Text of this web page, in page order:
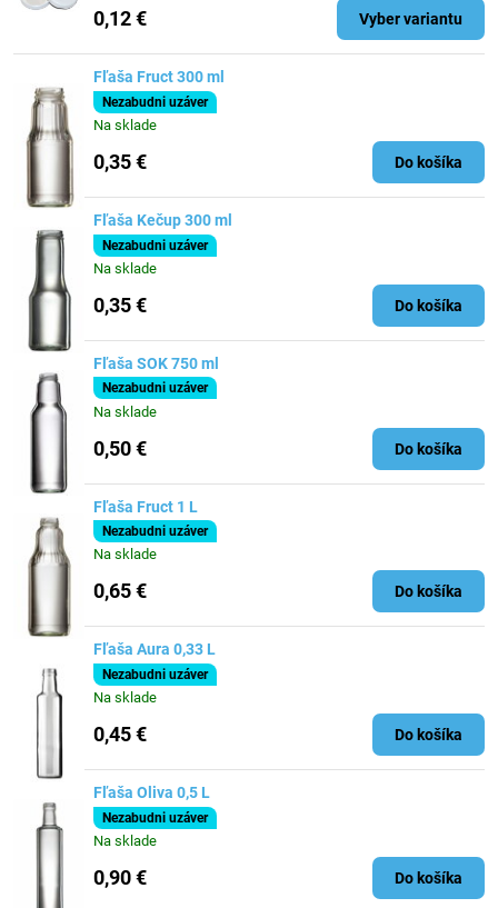
0,12 € Vyber variantu
Fľaša Fruct 300 ml
Nezabudni uzáver
Na sklade
0,35 € Do košíka
Fľaša Kečup 300 ml
Nezabudni uzáver
Na sklade
0,35 € Do košíka
Fľaša SOK 750 ml
Nezabudni uzáver
Na sklade
0,50 € Do košíka
Fľaša Fruct 1 L
Nezabudni uzáver
Na sklade
0,65 € Do košíka
Fľaša Aura 0,33 L
Nezabudni uzáver
Na sklade
0,45 € Do košíka
Fľaša Oliva 0,5 L
Nezabudni uzáver
Na sklade
0,90 € Do košíka